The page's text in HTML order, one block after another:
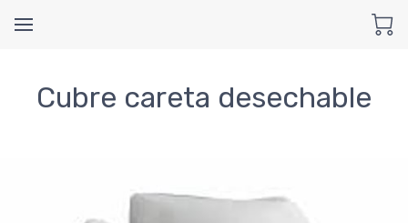
Cubre careta desechable